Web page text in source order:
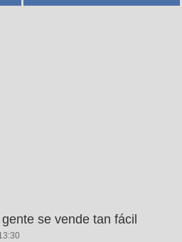
se vende tan fácil